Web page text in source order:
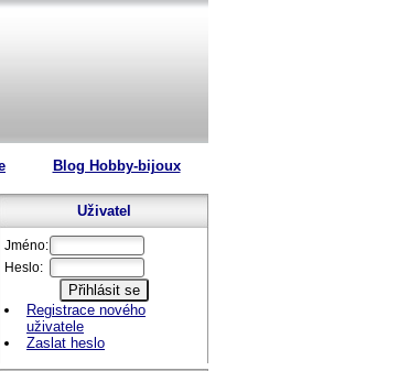
Blog Hobby-bijoux
Uživatel
Jméno:
Heslo:
Registrace nového
uživatele
Zaslat heslo